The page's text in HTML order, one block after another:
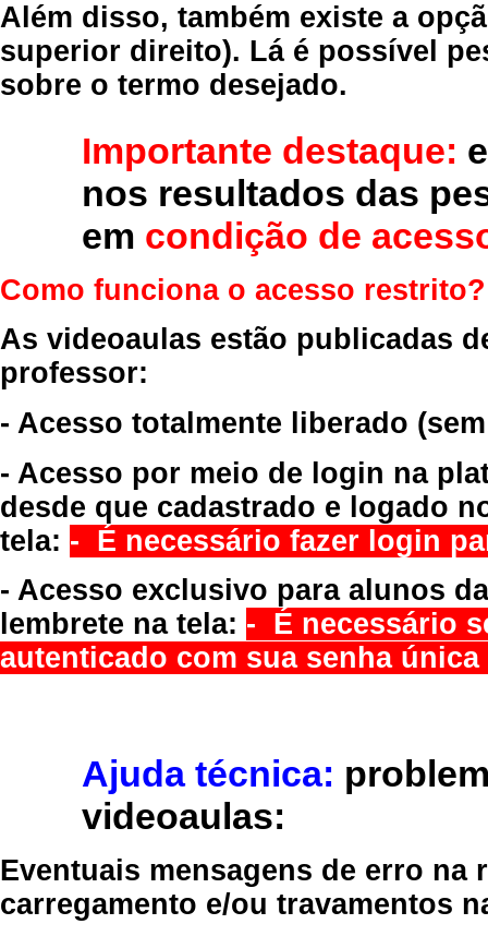
Além disso, também existe a
superior direito). Lá é possível
sobre o termo desejado.
Importante destaque:
nos resultados das
em condição de
Como funciona o acesso restrito?
As videoaulas estão publicadas
professor:
- Acesso totalmente liberado
- Acesso por meio de login na
desde que cadastrado e logado
tela: - É necessário fazer login
- Acesso exclusivo para alunos
lembrete na tela: - É necessário
autenticado com sua senha
Ajuda técnica:
videoaulas:
Eventuais mensagens de erro
carregamento e/ou travamentos